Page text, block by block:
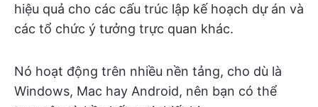
hiệu quả cho các cấu trúc lập kế hoạch dự án và
các tổ chức ý tưởng trực quan khác.
Nó hoạt động trên nhiều nền tảng, cho dù là
Windows, Mac hay Android, nên bạn có thể